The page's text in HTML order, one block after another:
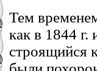
Тем
как в 1844 г.
строящийся